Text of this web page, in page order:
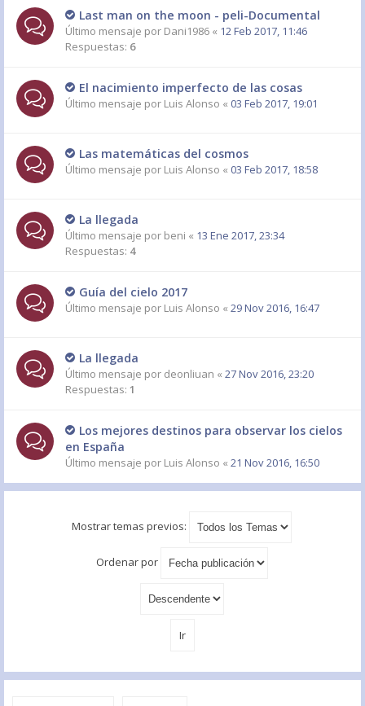
Last man on the moon - peli-Documental
Último mensaje por Dani1986 « 12 Feb 2017, 11:46
Respuestas: 6
El nacimiento imperfecto de las cosas
Último mensaje por Luis Alonso « 03 Feb 2017, 19:01
Las matemáticas del cosmos
Último mensaje por Luis Alonso « 03 Feb 2017, 18:58
La llegada
Último mensaje por beni « 13 Ene 2017, 23:34
Respuestas: 4
Guía del cielo 2017
Último mensaje por Luis Alonso « 29 Nov 2016, 16:47
La llegada
Último mensaje por deonliuan « 27 Nov 2016, 23:20
Respuestas: 1
Los mejores destinos para observar los cielos
en España
Último mensaje por Luis Alonso « 21 Nov 2016, 16:50
Mostrar temas previos:
Ordenar por